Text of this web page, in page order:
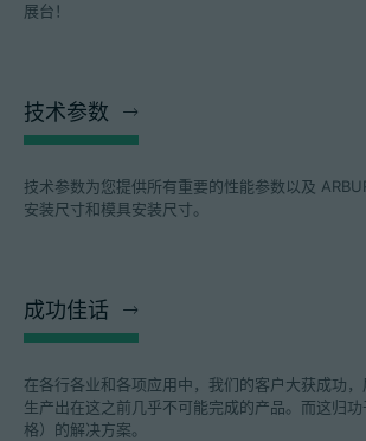
展台！
技术参数
技术参数为您提供所有重要的性能参数以及
安装尺寸和模具安装尺寸。
成功佳话
在各行各业和各项应用中，我们的客户大获成功
生产出在这之前几乎不可能完成的产品。而这归功
格）的解决方案。